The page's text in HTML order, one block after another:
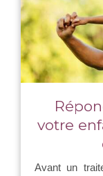
votre
Avant un